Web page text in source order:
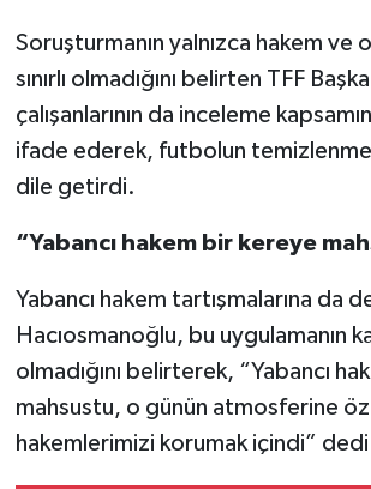
Soruşturmanın yalnızca hakem ve
sınırlı olmadığını belirten TFF
çalışanlarının da inceleme
ifade ederek, futbolun
dile getirdi.
“Yabancı hakem bir kereye
Yabancı hakem tartışmalarına da
Hacıosmanoğlu, bu uygulamanın
olmadığını belirterek, “Yabancı
mahsustu, o günün atmosferine
hakemlerimizi korumak içindi”